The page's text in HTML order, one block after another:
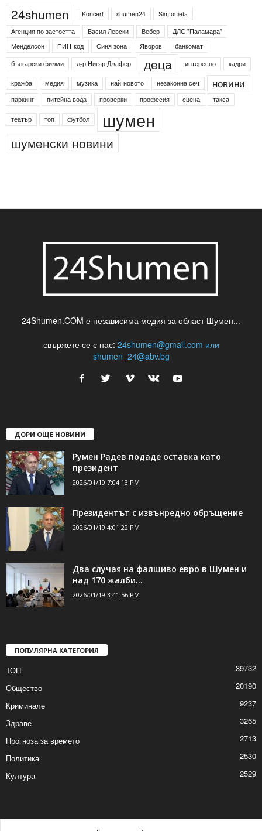
24shumen Koncert shumen24
Simfonieta
Агенция по заетостта
Васил Левски Вебер
ДЛС "Паламара"
Менделсон
ПИН-код Синя зона Яворов
банкомат
български филми
д-р Нигяр Джафер деца интересно кадри
кражба медия музика най-новото незаконна сеч новини
паркинг питейна вода проверки професия сцена такса
театър топ футбол шумен
шуменски новини
24Shumen.COM е независима медия за област Шумен...
свържете се с нас: 24shumen@gmail.com или
shumen_24@abv.bg
ДОРИ ОЩЕ НОВИНИ
Румен Радев подаде оставка като
президент
2026/01/19 7:04:13 PM
Президентът с извънредно обръщение
2026/01/19 4:01:22 PM
Два случая на фалшиво евро в Шумен и
над 170 жалби...
2026/01/19 3:41:56 PM
ПОПУЛЯРНА КАТЕГОРИЯ
ТОП
39732
Общество
20190
Криминале
9237
Здраве
3265
Прогноза за времето
2713
Политика
2530
Култура
2529